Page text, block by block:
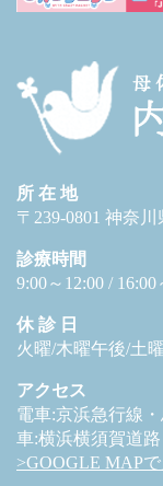
所 在 地
〒239-0801 神奈
診療時間
9:00～12:00 / 16:00
休 診 日
火曜/木曜午後/土
アクセス
電車:京浜急行線
車:横浜横須賀道
>GOOGLE MAP